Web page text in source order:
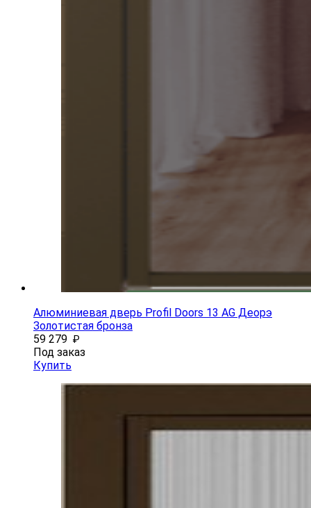
Алюминиевая дверь Profil Doors 13 AG Деорэ
Золотистая бронза
59 279 ₽
Под заказ
Купить